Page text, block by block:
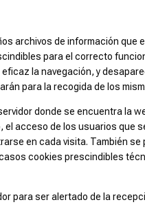
archivos de información que
para el correcto
la navegación, y
para la recogida de los
donde se encuentra la
el acceso de los usuarios
en cada visita. También
cookies prescindibles
para ser alertado de la